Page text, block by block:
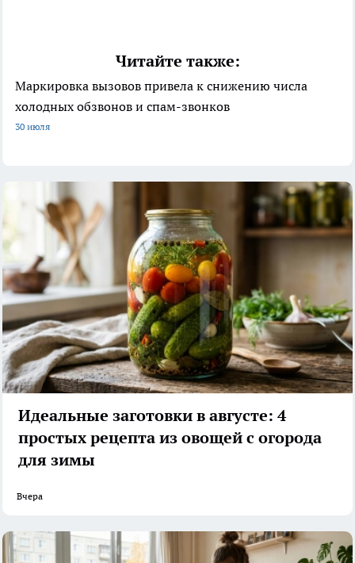
Читайте также:
Маркировка вызовов привела к снижению числа
холодных обзвонов и спам-звонков
30 июля
Идеальные заготовки в августе: 4
простых рецепта из овощей с огорода
для зимы
Вчера